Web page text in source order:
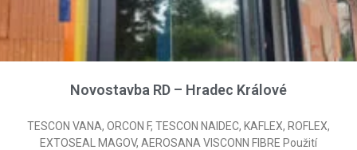
Novostavba RD – Hradec Králové
TESCON VANA, ORCON F, TESCON NAIDEC, KAFLEX, ROFLEX,
EXTOSEAL MAGOV, AEROSANA VISCONN FIBRE Použití